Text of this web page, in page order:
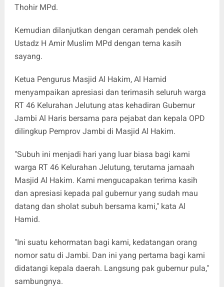
Thohir MPd.
Kemudian dilanjutkan dengan ceramah pendek oleh
Ustadz H Amir Muslim MPd dengan tema kasih
sayang.
Ketua Pengurus Masjid Al Hakim, Al Hamid
menyampaikan apresiasi dan terimasih seluruh warga
RT 46 Kelurahan Jelutung atas kehadiran Gubernur
Jambi Al Haris bersama para pejabat dan kepala OPD
dilingkup Pemprov Jambi di Masjid Al Hakim.
"Subuh ini menjadi hari yang luar biasa bagi kami
warga RT 46 Kelurahan Jelutung, terutama jamaah
Masjid Al Hakim. Kami mengucapakan terima kasih
dan apresiasi kepada pal gubernur yang sudah mau
datang dan sholat subuh bersama kami," kata Al
Hamid.
"Ini suatu kehormatan bagi kami, kedatangan orang
nomor satu di Jambi. Dan ini yang pertama bagi kami
didatangi kepala daerah. Langsung pak gubernur pula,"
sambungnya.